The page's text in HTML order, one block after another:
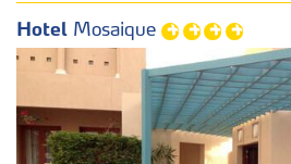
Hotel Mosaique